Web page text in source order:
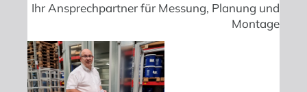
Ihr Ansprechpartner für Messung, Planung und
Montage